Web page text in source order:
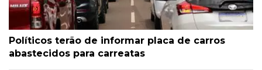
Políticos terão de informar placa de carros
abastecidos para carreatas